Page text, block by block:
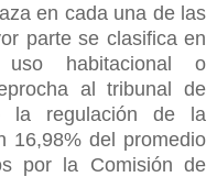
en cada una de las
parte se clasifica en
habitacional o
al tribunal de
la regulación de la
16,98% del promedio
por la Comisión de